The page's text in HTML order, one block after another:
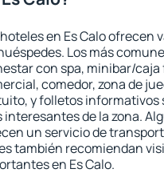
en Es Calo ofrecen
Los más
con spa, minibar/
comedor, zona de
y folletos
interesantes de la zona.
un servicio de
también recomiendan
en Es Calo.